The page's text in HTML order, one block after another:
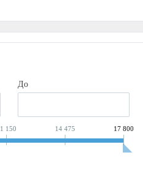
До
150 14 475 17 800